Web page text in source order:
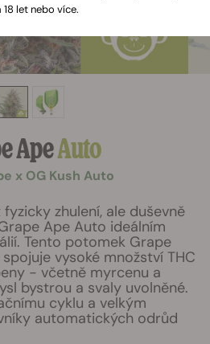
ApeAuto
x OG Kush Auto
zhulení, ale duševně
Ape Auto ideálním
Tento potomek Grape
vysoké množství THC
- včetně myrcenu a
bystrou a svaly uvolněné.
cyklu a velkým
automatických odrůd
18 let nebo více.